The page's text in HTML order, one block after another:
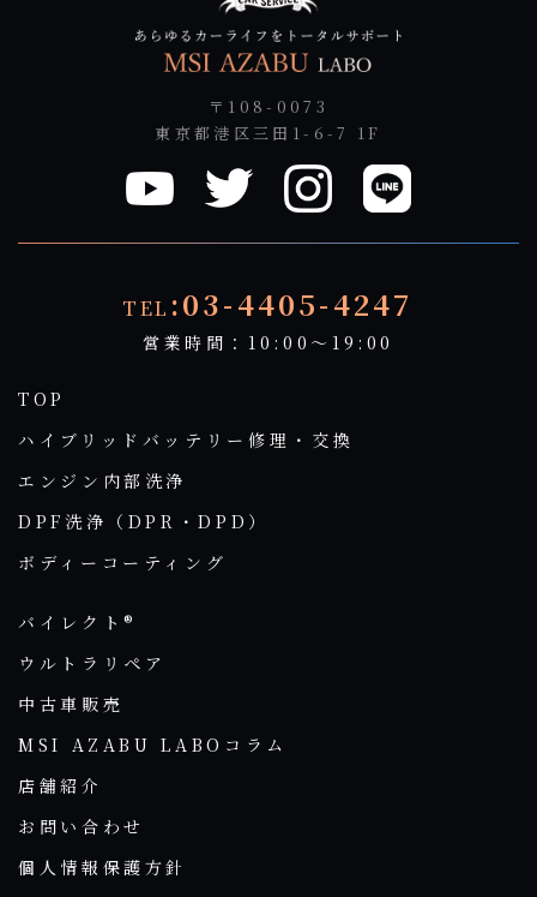
〒108-0073
東京都港区三田1-6-7 1F
TEL :03-4405-4247
営業時間：10:00～19:00
TOP
ハイブリッドバッテリー修理・交換
エンジン内部洗浄
DPF洗浄（DPR・DPD）
ボディーコーティング
バイレクト®
ウルトラリペア
中古車販売
MSI AZABU LABOコラム
店舗紹介
お問い合わせ
個人情報保護方針